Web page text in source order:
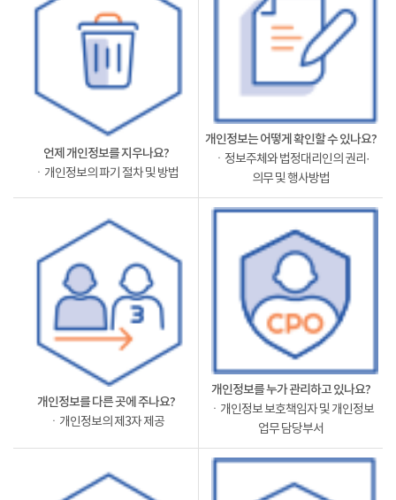
언제 개인정보를 지우나요?
ㆍ개인정보의 파기 절차 및 방법
개인정보는 어떻게 확인할 수 있나요?
ㆍ정보주체와 법정대리인의 권리·
의무 및 행사방법
개인정보를 다른 곳에 주나요?
ㆍ개인정보의 제3자 제공
개인정보를 누가 관리하고 있나요?
ㆍ개인정보 보호책임자 및 개인정보
업무 담당부서